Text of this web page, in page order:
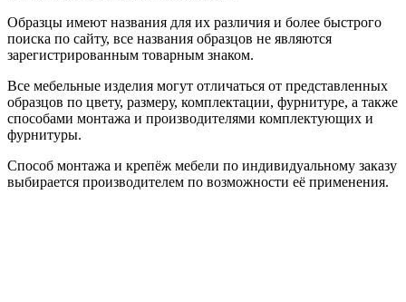
Образцы имеют названия для их различия и более быстрого
поиска по сайту, все названия образцов не являются
зарегистрированным товарным знаком.
Все мебельные изделия могут отличаться от представленных
образцов по цвету, размеру, комплектации, фурнитуре, а также
способами монтажа и производителями комплектующих и
фурнитуры.
Способ монтажа и крепёж мебели по индивидуальному заказу
выбирается производителем по возможности её применения.